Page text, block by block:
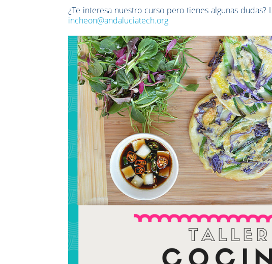
¿Te interesa nuestro curso pero tienes algunas
incheon@andaluciatech.org